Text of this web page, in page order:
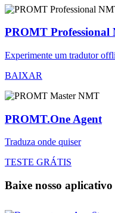
PROMT Professional
Experimente um tradutor
BAIXAR
PROMT.One Agent
Traduza onde quiser
TESTE GRÁTIS
Baixe nosso